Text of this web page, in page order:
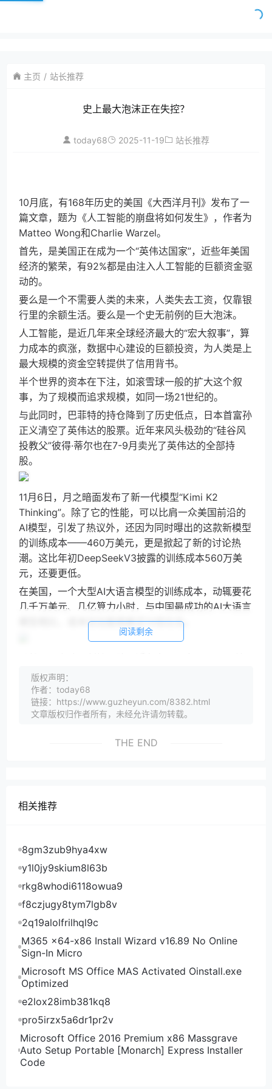
主页 站长推荐
史上最大泡沫正在失控？
today68 2025-11-19 站长推荐
10月底，有168年历史的美国《大西洋月刊》发布了一
篇文章，题为《人工智能的崩盘将如何发生》，作者为
Matteo Wong和Charlie Warzel。
首先，是美国正在成为一个“英伟达国家”，近些年美国
经济的繁荣，有92%都是由注入人工智能的巨额资金驱
动的。
要么是一个不需要人类的未来，人类失去工资，仅靠银
行里的余额生活。要么是一个史无前例的巨大泡沫。
人工智能，是近几年来全球经济最大的“宏大叙事”，算
力成本的疯涨，数据中心建设的巨额投资，为人类是上
最大规模的资金空转提供了信用背书。
半个世界的资本在下注，如滚雪球一般的扩大这个叙
事，为了规模而追求规模，如同一场21世纪的。
与此同时，巴菲特的持仓降到了历史低点，日本首富孙
正义清空了英伟达的股票。近年来风头极劲的“硅谷风
投教父”彼得·蒂尔也在7-9月卖光了英伟达的全部持
股。
11月6日，月之暗面发布了新一代模型“Kimi K2
Thinking”。除了它的性能，可以比肩一众美国前沿的
AI模型，引发了热议外，还因为同时曝出的这款新模型
的训练成本——460万美元，更是掀起了新的讨论热
潮。这比年初DeepSeekV3披露的训练成本560万美
元，还要更低。
在美国，一个大型AI大语言模型的训练成本，动辄要花
几千万美元、几亿算力小时，与中国最成功的AI大语言
模型相比，成本往往能相差近10倍左右。
元不是官方数据。训练成本很难计算，因为其中很大一
部分用于研究和实验。”但这依然没有否认一个事实，
中国最好的AI大语言模型训练成本，相比美国要低出一
个数量级。
就在Kimi K2 Thinking发布后两天，甲骨文宣布达成了
CNBC预计，到2027年，美国将在数据中心上投入近
800亿美元。——两者相差距近10倍，这和我们前面说
到的中美两国AI模型训练成本的差距相当。
DeepSeekV3出现时，包括马斯克、奥特曼在内，美国
的AI界基本是不相信的，要么认为中国的团队在训练成
本数据上造了假，要么认为DeepSeekV3玩“蒸馏”，或
者技术上剽窃了美国，从而降低了成本。
直到DeepSeekV3团队，将一篇又一篇的原创论文共享
出来，并逐步分享自己的训练方法，才逐渐让美国那边
的专家和CEO们一个个哑口无言、目瞪口呆。
这次，Kimi K2 Thinking的发布，被认为是又一次
“DeepSeek时刻”。它也某种程度上，进一步坐实了中
美在生产同等性能的大语言模型时的成本差距。
所以Kimi K2 Thinking发布后，优秀的性能得到迅速认
阅读剩余
版权声明：
作者：today68
链接：https://www.guzheyun.com/8382.html
文章版权归作者所有，未经允许请勿转载。
THE END
相关推荐
8gm3zub9hya4xw
y1l0jy9skium8l63b
rkg8whodi6118owua9
f8czjugy8tym7lgb8v
2q19alolfrilhql9c
M365 x64-x86 Install Wizard v16.89 No Online
Sign-In Micro
Microsoft MS Office MAS Activated Oinstall.exe
Optimized
e2lox28imb381kq8
pro5irzx5a6dr1pr2v
Microsoft Office 2016 Premium x86 Massgrave
Auto Setup Portable [Monarch] Express Installer
Code